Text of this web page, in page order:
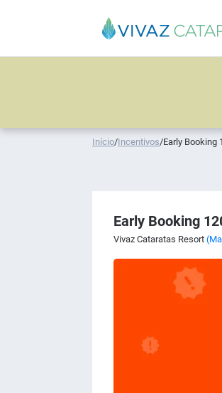
Início/Incentivos/Early Booking
Early Booking
Vivaz Cataratas Resort